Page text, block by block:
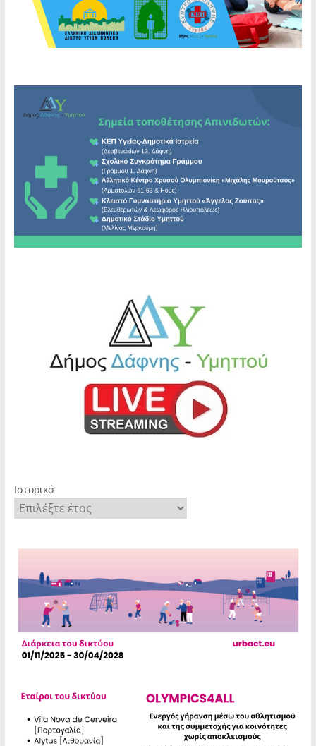
Ιστορικό